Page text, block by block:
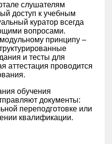
слушателям
доступ к учебным
куратор всегда
вопросами.
принципу –
и тесты для
аттестация проводится
обучения
документы:
переподготовке или
квалификации.